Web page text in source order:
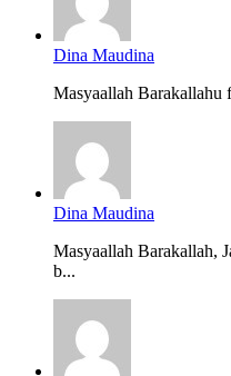
Dina Maudina
Masyaallah Barakallahu
Dina Maudina
Masyaallah Barakallah,
b...